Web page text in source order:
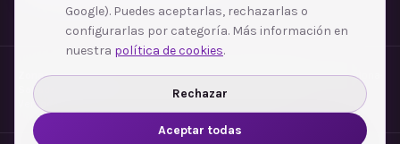
Zonas de cobertura·Barcelona·L'Hospitalet de Llobregat·Terrassa·Badalona
Sabadell
Santa Coloma de Gramenet
Ver todas las zonas →
Google). Puedes aceptarlas, rechazarlas o
configurarlas por categoría. Más información en
nuestra política de cookies.
Rechazar
Aceptar todas